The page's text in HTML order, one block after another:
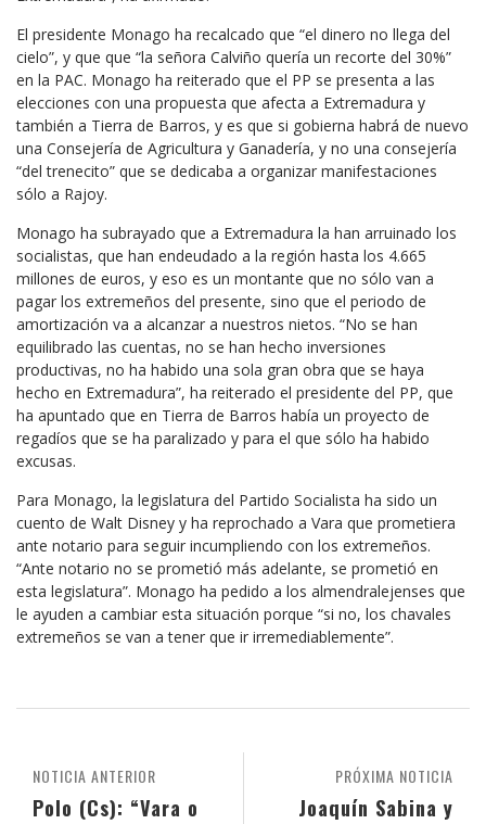
El presidente Monago ha recalcado que “el dinero no llega del
cielo”, y que que “la señora Calviño quería un recorte del 30%”
en la PAC. Monago ha reiterado que el PP se presenta a las
elecciones con una propuesta que afecta a Extremadura y
también a Tierra de Barros, y es que si gobierna habrá de nuevo
una Consejería de Agricultura y Ganadería, y no una consejería
“del trenecito” que se dedicaba a organizar manifestaciones
sólo a Rajoy.
Monago ha subrayado que a Extremadura la han arruinado los
socialistas, que han endeudado a la región hasta los 4.665
millones de euros, y eso es un montante que no sólo van a
pagar los extremeños del presente, sino que el periodo de
amortización va a alcanzar a nuestros nietos. “No se han
equilibrado las cuentas, no se han hecho inversiones
productivas, no ha habido una sola gran obra que se haya
hecho en Extremadura”, ha reiterado el presidente del PP, que
ha apuntado que en Tierra de Barros había un proyecto de
regadíos que se ha paralizado y para el que sólo ha habido
excusas.
Para Monago, la legislatura del Partido Socialista ha sido un
cuento de Walt Disney y ha reprochado a Vara que prometiera
ante notario para seguir incumpliendo con los extremeños.
“Ante notario no se prometió más adelante, se prometió en
esta legislatura”. Monago ha pedido a los almendralejenses que
le ayuden a cambiar esta situación porque “si no, los chavales
extremeños se van a tener que ir irremediablemente”.
PRÓXIMA NOTICIA
Joaquín Sabina y
NOTICIA ANTERIOR
Polo (Cs): “Vara o